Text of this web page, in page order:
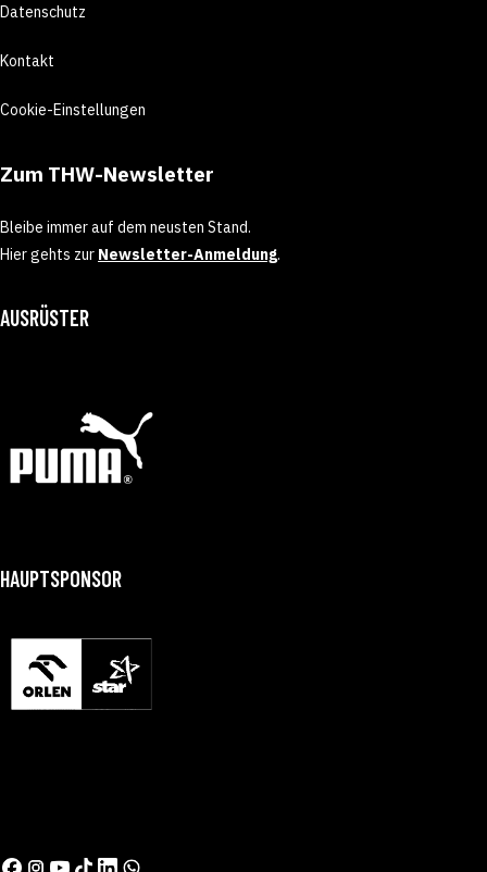
Datenschutz
Kontakt
Cookie-Einstellungen
Zum THW-Newsletter
Bleibe immer auf dem neusten Stand.
Hier gehts zur Newsletter-Anmeldung.
AUSRÜSTER
HAUPTSPONSOR